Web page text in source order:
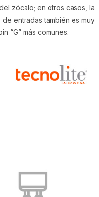
zócalo; en otros casos, la
entradas también es muy
“G” más comunes.